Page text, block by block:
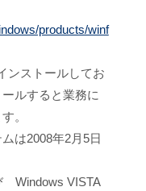
products/winf
ンストールしてお
ルすると業務に
。
は2008年2月5日
Windows VISTA